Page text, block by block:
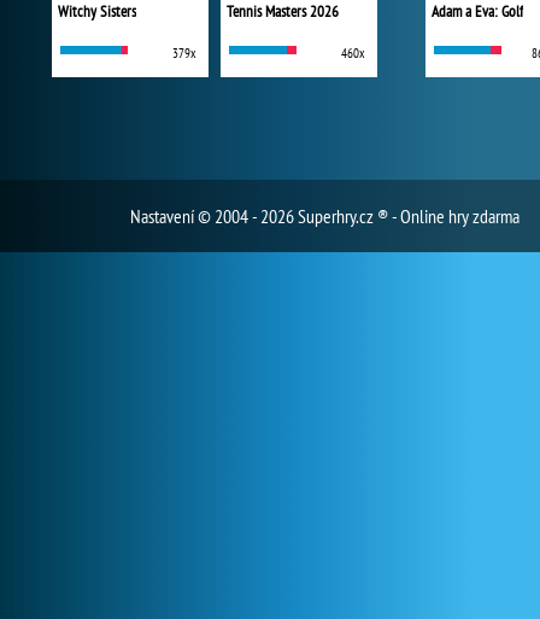
Witchy Sisters
379x
Tennis Masters 2026
460x
Adam a Eva: Golf
Nastavení© 2004 - 2026 Superhry.cz ® - Online hry zdarma